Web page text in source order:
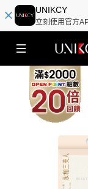
UNIKCY
立刻使用官方